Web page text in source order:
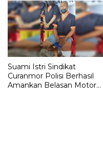
Suami Istri Sindikat
Curanmor Polisi Berhasil
Amankan Belasan Motor